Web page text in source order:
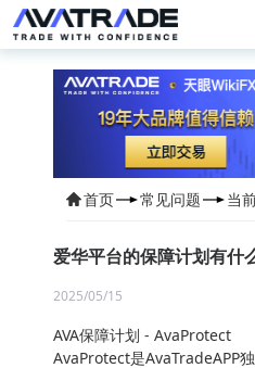
首页 常见问题 当
爱华平台的保障计划有什
2025/05/15
AVA保障计划 - AvaProtect
AvaProtect是AvaTradeAPP